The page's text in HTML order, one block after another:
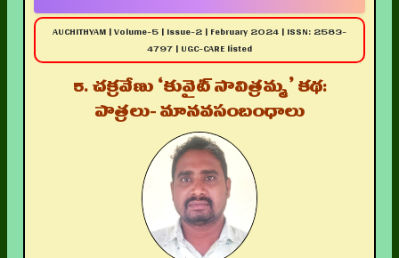
AUCHITHYAM | Volume-5 | Issue-2 | February 2024 | ISSN: 2583-
4797 | UGC-CARE listed
5. చక్రవేణు ‘కువైట్ సావిత్రమ్మ’ కథ:
పాత్రలు- మానవసంబంధాలు